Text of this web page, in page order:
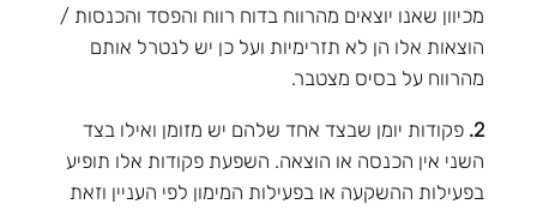
מכיוון שאנו יוצאים מהרווח בדוח רווח והפסד והכנסות /
הוצאות אלו הן לא תזרימיות ועל כן יש לנטרל אותם
מהרווח על בסיס מצטבר.
2. פקודות יומן שבצד אחד שלהם יש מזומן ואילו בצד
השני אין הכנסה או הוצאה. השפעת פקודות אלו תופיע
בפעילות ההשקעה או בפעילות המימון לפי העניין וזאת